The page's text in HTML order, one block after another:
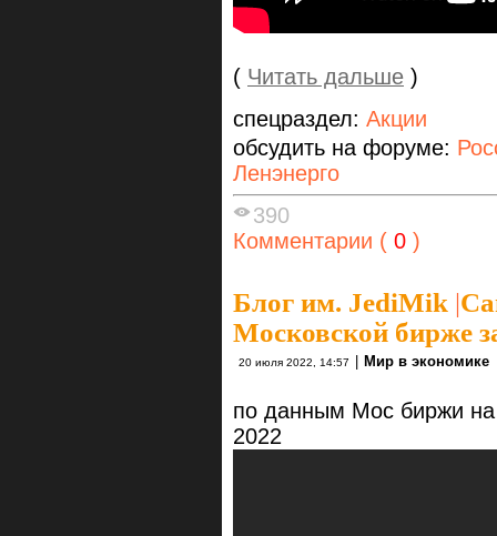
( Читать дальше )
спецраздел: Акции
обсудить на форуме:
Ленэнерго
390
Комментарии ( 0 )
Блог им. JediMik |
Московской бирже
20 июля 2022, 14:57 Мир в экономике
по данным Мос биржи на
2022